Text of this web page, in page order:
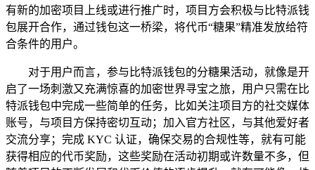
有新的加密项目上线或进行推广时，项目方会积极与比特派钱
包展开合作，通过钱包这一桥梁，将代币“糖果”精准发放给符
合条件的用户。
对于用户而言，参与比特派钱包的分糖果活动，就像是开
启了一场刺激又充满惊喜的加密世界寻宝之旅，用户只需在比
特派钱包中完成一些简单的任务，比如关注项目方的社交媒体
账号，与项目方保持密切互动；加入官方社区，与其他爱好者
交流分享；完成 KYC 认证，确保交易的合规性等，就有可能
获得相应的代币奖励，这些奖励在活动初期或许数量不多，但